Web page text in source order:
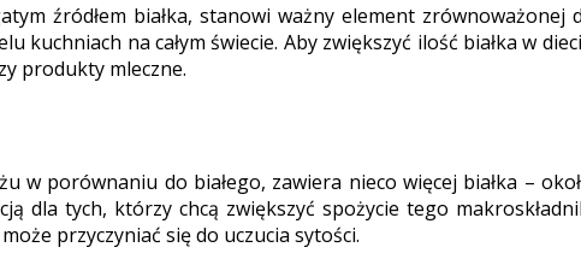
źródłem białka, stanowi ważny element
kuchniach na całym świecie. Aby zwiększyć ilość białka w
produkty mleczne.
w porównaniu do białego, zawiera nieco więcej białka –
dla tych, którzy chcą zwiększyć spożycie tego
przyczyniać się do uczucia sytości.